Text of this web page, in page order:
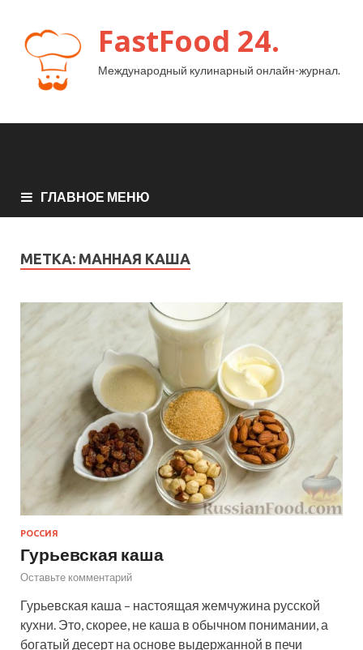
FastFood 24.
Международный кулинарный онлайн-журнал.
ГЛАВНОЕ МЕНЮ
МЕТКА: МАННАЯ КАША
РОССИЯ
Гурьевская каша
Оставьте комментарий
Гурьевская каша – настоящая жемчужина русской
кухни. Это, скорее, не каша в обычном понимании, а
богатый десерт на основе выдержанной в печи